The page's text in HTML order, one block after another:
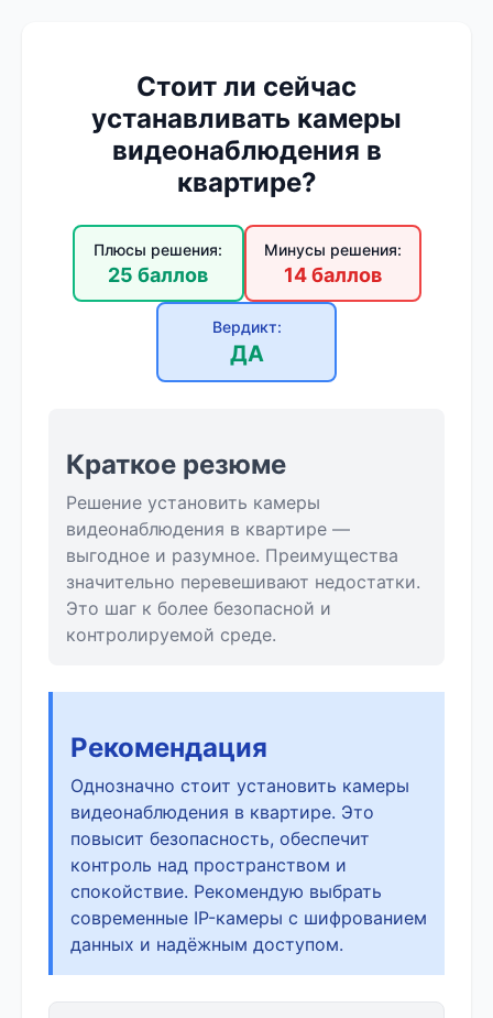
Стоит ли сейчас
устанавливать камеры
видеонаблюдения в
квартире?
Плюсы решения:
25 баллов
Минусы решения:
14 баллов
Вердикт:
ДА
Краткое резюме
Решение установить камеры
видеонаблюдения в квартире —
выгодное и разумное. Преимущества
значительно перевешивают недостатки.
Это шаг к более безопасной и
контролируемой среде.
Рекомендация
Однозначно стоит установить камеры
видеонаблюдения в квартире. Это
повысит безопасность, обеспечит
контроль над пространством и
спокойствие. Рекомендую выбрать
современные IP-камеры с шифрованием
данных и надёжным доступом.